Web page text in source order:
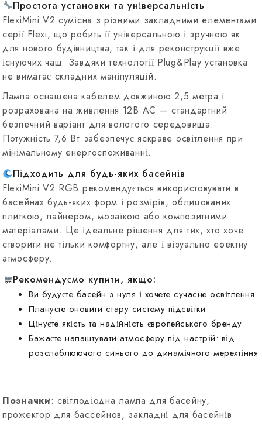
Простота установки та універсальність
FlexiMini V2 сумісна з різними закладними елементами
серії Flexi, що робить її універсальною і зручною як
для нового будівництва, так і для реконструкції вже
існуючих чаш. Завдяки технології Plug&Play установка
не вимагає складних маніпуляцій.
Лампа оснащена кабелем довжиною 2,5 метра і
розрахована на живлення 12В AC — стандартний
безпечний варіант для вологого середовища.
Потужність 7,6 Вт забезпечує яскраве освітлення при
мінімальному енергоспоживанні.
Підходить для будь-яких басейнів
FlexiMini V2 RGB рекомендується використовувати в
басейнах будь-яких форм і розмірів, облицованих
плиткою, лайнером, мозаїкою або композитними
матеріалами. Це ідеальне рішення для тих, хто хоче
створити не тільки комфортну, але і візуально ефектну
атмосферу.
Рекомендуємо купити, якщо:
Ви будуєте басейн з нуля і хочете сучасне освітлення
Плануєте оновити стару систему підсвітки
Цінуєте якість та надійність європейського бренду
Бажаєте налаштувати атмосферу під настрій: від
розслаблюючого синього до динамічного мерехтіння
Позначки: світлодіодна лампа для басейну,
прожектор для бассейнов, закладні для басейнів